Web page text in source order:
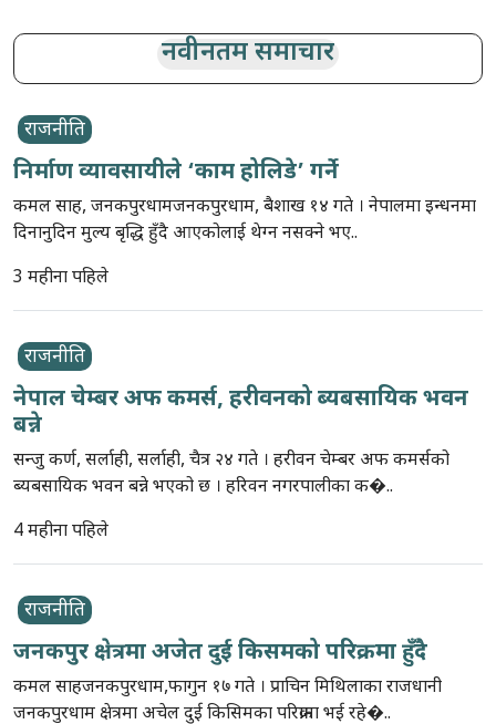
नवीनतम समाचार
राजनीति
निर्माण व्यावसायीले ‘काम होलिडे’ गर्ने
कमल साह, जनकपुरधामजनकपुरधाम, बैशाख १४ गते । नेपालमा इन्धनमा
दिनानुदिन मुल्य बृद्धि हुँदै आएकोलाई थेग्न नसक्ने भए..
3 महीना पहिले
राजनीति
नेपाल चेम्बर अफ कमर्स, हरीवनको ब्यबसायिक भवन
बन्ने
सन्जु कर्ण, सर्लाही, सर्लाही, चैत्र २४ गते । हरीवन चेम्बर अफ कमर्सको
ब्यबसायिक भवन बन्ने भएको छ । हरिवन नगरपालीका क�..
4 महीना पहिले
राजनीति
जनकपुर क्षेत्रमा अजेत दुई किसमको परिक्रमा हुँदै
कमल साहजनकपुरधाम,फागुन १७ गते । प्राचिन मिथिलाका राजधानी
जनकपुरधाम क्षेत्रमा अचेल दुई किसिमका परिक्रामा भई रहे�..